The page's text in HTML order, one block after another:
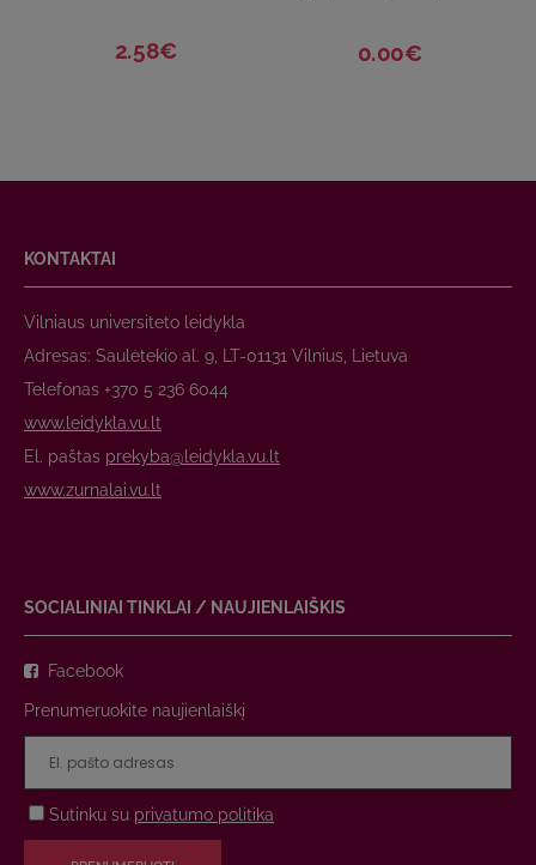
2.58€ 0.00€
KONTAKTAI
Vilniaus universiteto leidykla
Adresas: Saulėtekio al. 9, LT-01131 Vilnius, Lietuva
Telefonas +370 5 236 6044
www.leidykla.vu.lt
El. paštas prekyba@leidykla.vu.lt
www.zurnalai.vu.lt
SOCIALINIAI TINKLAI / NAUJIENLAIŠKIS
Facebook
Prenumeruokite naujienlaiškį
Sutinku su privatumo politika